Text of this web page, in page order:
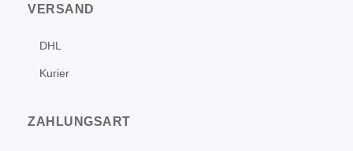
VERSAND
DHL
Kurier
ZAHLUNGSART